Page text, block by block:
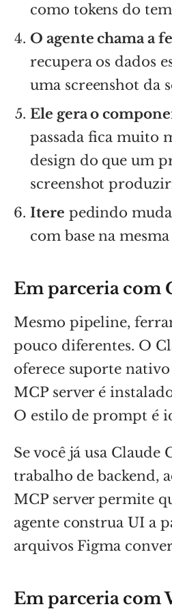
como tokens do
O agente chama a
recupera os dados
uma screenshot da
Ele gera o
passada fica muito
design do que um
screenshot
Itere pedindo
com base na
Em parceria com
Mesmo pipeline,
pouco diferentes. O
oferece suporte
MCP server é
O estilo de prompt é
Se você já usa Claude
trabalho de backend,
MCP server permite
agente construa UI a
arquivos Figma
Em parceria com